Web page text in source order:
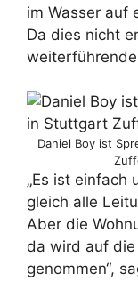
im Wasser auf
Da dies nicht
Daniel Boy ist
„Es ist einfach
gleich alle
Aber die
da wird auf
genommen“,